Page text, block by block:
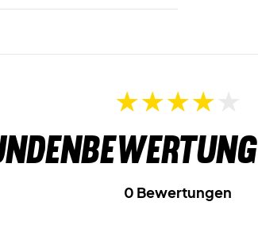
0 Bewertungen